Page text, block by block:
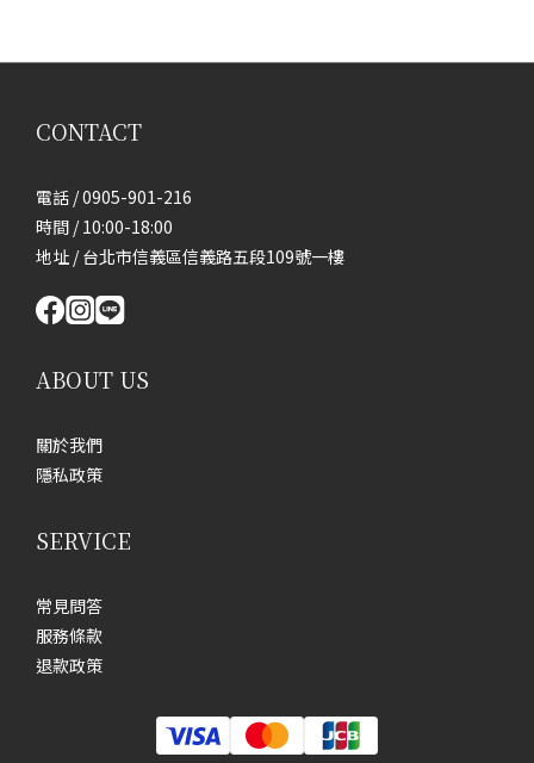
CONTACT
電話 / 0905-901-216
時間 / 10:00-18:00
地址 / 台北市信義區信義路五段109號一樓
ABOUT US
關於我們
隱私政策
SERVICE
常見問答
服務條款
退款政策